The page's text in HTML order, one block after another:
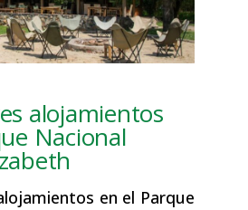
alojamientos
Nacional
en el Parque